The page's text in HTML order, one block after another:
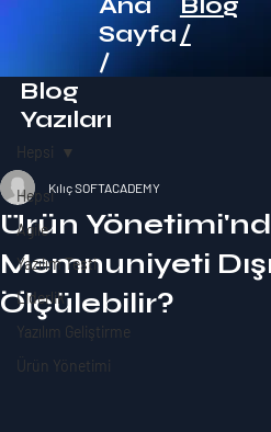
Hepsi
Agile
Yazılım Testi
Liderlik
Yazılım Geliştirme
Ürün Yönetimi
Hepsi
Ürün
Memnuniyeti
Ölçülebilir?
Kılıç SOFTACADEMY
Blog
Yazıları
Blog
/
Ana
Sayfa
/